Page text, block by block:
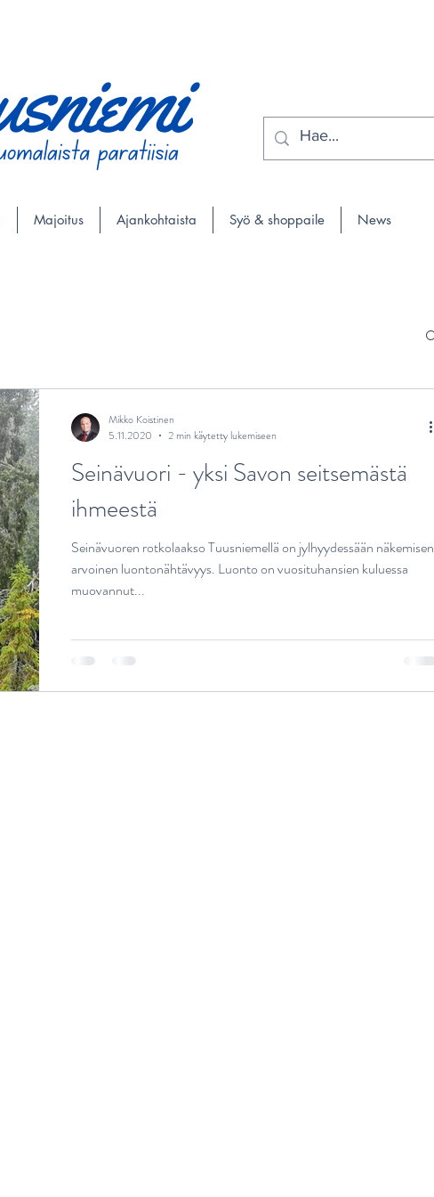
Majoitus Ajankohtaista Syö & shoppaile News
Seinävuori - yksi Savon seitsemästä
ihmeestä
Seinävuoren rotkolaakso Tuusniemellä on jylhyydessään näkemisen
arvoinen luontonähtävyys. Luonto on vuosituhansien kuluessa
muovannut...
Mikko Koistinen
5.11.2020
2 min käytetty lukemiseen